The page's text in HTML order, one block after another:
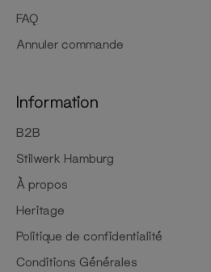
FAQ
Annuler commande
Information
B2B
Stilwerk Hamburg
À propos
Heritage
Politique de confidentialité
Conditions Générales